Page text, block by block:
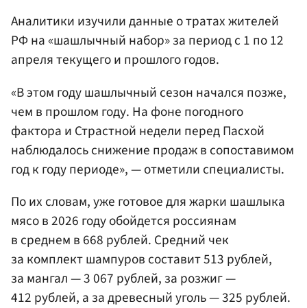
Аналитики изучили данные о тратах жителей
РФ на «шашлычный набор» за период с 1 по 12
апреля текущего и прошлого годов.
«В этом году шашлычный сезон начался позже,
чем в прошлом году. На фоне погодного
фактора и Страстной недели перед Пасхой
наблюдалось снижение продаж в сопоставимом
год к году периоде», — отметили специалисты.
По их словам, уже готовое для жарки шашлыка
мясо в 2026 году обойдется россиянам
в среднем в 668 рублей. Средний чек
за комплект шампуров составит 513 рублей,
за мангал — 3 067 рублей, за розжиг —
412 рублей, а за древесный уголь — 325 рублей.